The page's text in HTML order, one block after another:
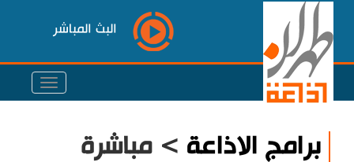
البث المباشر
برامج الاذاعة > مباشرة